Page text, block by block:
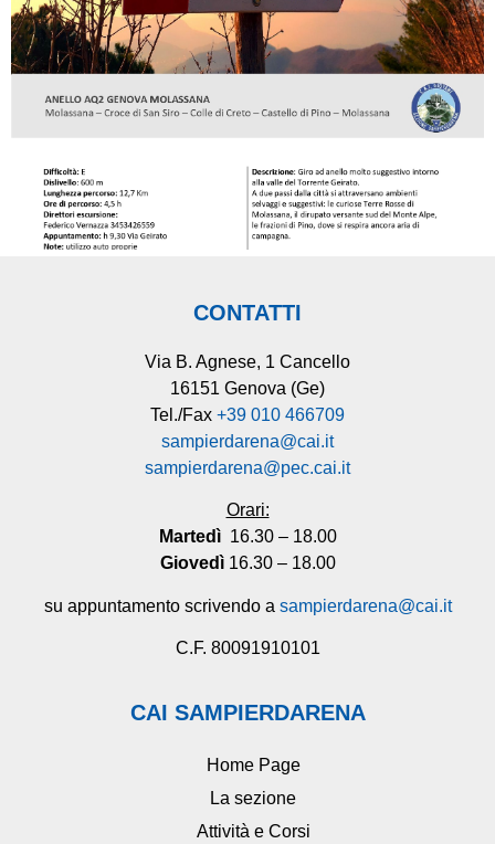
CONTATTI
Via B. Agnese, 1 Cancello
16151 Genova (Ge)
Tel./Fax +39 010 466709
sampierdarena@cai.it
sampierdarena@pec.cai.it
Orari:
Martedì 16.30 – 18.00
Giovedì16.30 – 18.00
su appuntamento scrivendo a sampierdarena@cai.it
C.F. 80091910101
CAI SAMPIERDARENA
Home Page
La sezione
Attività e Corsi